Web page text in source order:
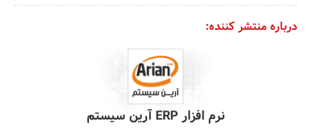
درباره منتشر کننده:
نرم افزار ERP آرین سیستم